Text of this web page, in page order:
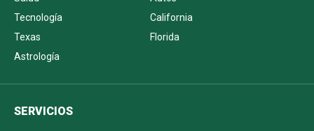
Tecnología
California
Texas
Florida
Astrología
SERVICIOS